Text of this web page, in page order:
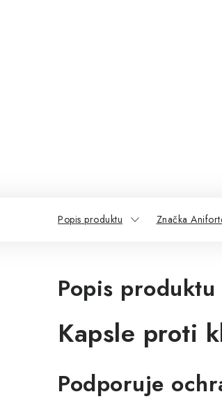
Popis produktu Značka
Popis produktu
Kapsle proti
Podporuje